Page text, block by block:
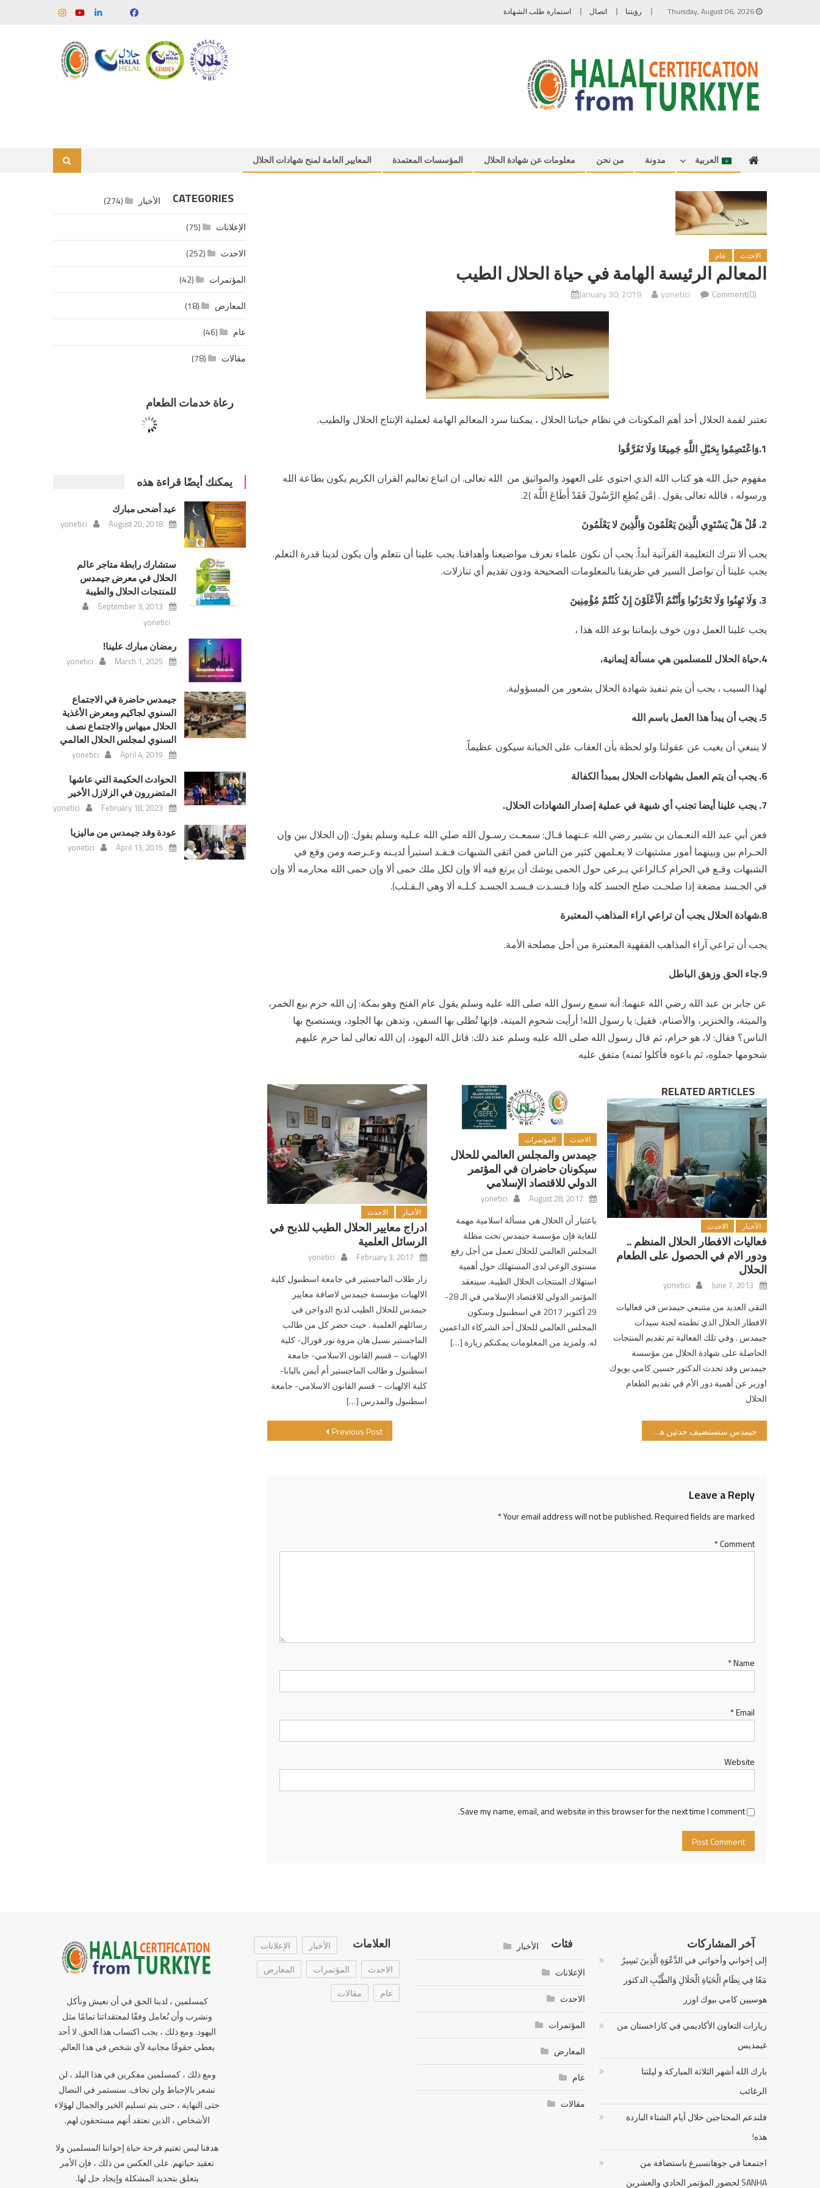
رؤيتنا اتصال استمارة طلب الشهادة
المعايير العامة لمنح شهادات الحلال المؤسسات المعتمدة معلومات عن شهادة الحلال من نحن مدونة العربية
Türkçe
العربية
الاحدث عام
المعالم الرئيسة الهامة في حياة الحلال الطيب
January 30, 2019 yonetici Comment(0)
تعتبر لقمة الحلال أحد أهم المكونات في نظام حياتنا الحلال ، يمكننا سرد المعالم الهامة لعملية الإنتاج الحلال والطيب.
1.وَاعْتَصِمُوا بِحَبْلِ اللَّهِ جَمِيعًا وَلَا تَفَرَّقُوا
مفهوم حبل الله هو كتاب الله الذي احتوى على العهود والمواثيق من الله تعالى. ان اتباع تعاليم القران الكريم يكون بطاعة الله
ورسوله ، فالله تعالى يقول . (مَّن يُطِعِ الرَّسُولَ فَقَدْ أَطَاعَ اللَّهَ )2.
2. قُلْ هَلْ يَسْتَوِي الَّذِينَ يَعْلَمُونَ وَالَّذِينَ لا يَعْلَمُونَ
يجب ألا نترك التعليمة القرآنية أبداً. يجب أن نكون علماء نعرف مواضيعنا وأهدافنا. يجب علينا أن نتعلم وأن يكون لدينا قدرة التعلم.
يجب علينا أن نواصل السير في طريقنا بالمعلومات الصحيحة ودون تقديم أي تنازلات.
3. وَلَا تَهِنُوا وَلَا تَحْزَنُوا وَأَنْتُمُ الْأَعْلَوْنَ إِنْ كُنْتُمْ مُؤْمِنِينَ
يجب علينا العمل دون خوف بإيماننا بوعد الله هذا ،
4.حياة الحلال للمسلمين هي مسألة إيمانية.
لهذا السبب ، يجب أن يتم تنفيذ شهادة الحلال بشعور من المسؤولية.
5. يجب أن
يبدأ هذا العمل باسم الله
لا ينبغي أن يغيب عن عقولنا ولو لحظة بأن العقاب على الخيانة سيكون عظيماً.
6. يجب أن يتم العمل بشهادات الحلال بمبدأ الكفالة
7. يجب علينا أيضا تجنب أي شبهة في عملية إصدار الشهادات الحلال.
فعن أبي عبد الله النعـمان بن بشير رضي الله عـنهما قـال: سمعـت رسـول الله صلي الله عـليه وسلم يقول: (إن الحلال بين وإن
الحـرام بين وبينهما أمور مشتبهات لا يعـلمهن كثير من الناس فمن اتقى الشبهات فـقـد استبرأ لديـنه وعـرضه ومن وقع في
الشبهات وقـع في الحرام كـالراعي يـرعى حول الحمى يوشك أن يرتع فيه ألا وإن لكل ملك حمى ألا وإن حمى الله محارمه ألا وإن
في الجـسد مضغة إذا صلحـت صلح الجسد كله وإذا فـسـدت فـسـد الجسـد كـلـه ألا وهي الـقـلب).
8.شهادة الحلال يجب أن تراعي اراء المذاهب المعتبرة
يجب أن تراعي آراء المذاهب الفقهية المعتبرة من أجل مصلحة الأمة.
9.جاء الحق وزهق الباطل
عن جابر بن عبد الله رضي الله عنهما: أنه سمع رسول الله صلى الله عليه وسلم يقول عام الفتح وهو بمكة: إن الله حرم بيع الخمر،
والميتة، والخنزير، والأصنام، فقيل: يا رسول الله! أرأيت شحوم الميتة، فإنها تُطلى بها السفن، وتدهن بها الجلود، ويستصبح بها
الناس؟ فقال: لا، هو حرام، ثم قال رسول الله صلى الله عليه وسلم عند ذلك: قاتل الله اليهود، إن الله تعالى لما حرم عليهم
شحومها جملوه، ثم باعوه فأكلوا ثمنه} متفق عليه
RELATED ARTICLES
الأخبار الاحدث
ادراج معايير الحلال الطيب للذبح في
الرسائل العلمية
February 3, 2017
yonetici
زار طلاب الماجستير في جامعة اسطنبول كلية
الالهيات مؤسسة جيمدس لاضافة معايير
جيمدس للحلال الطيب لذبح الدواجن في
رسائلهم العلمبة . حيث حضر كل من طالب
الماجستير نسيل هان مروة نور فورال- كلية
الالهيات – قسم القانون الاسلامي- جامعة
اسطنبول و طالب الماجستير أم أيمن بالبابا-
كلية الالهيات – قسم القانون الاسلامي- جامعة
اسطنبول والمدرس […]
الاحدث المؤتمرات
جيمدس والمجلس العالمي للحلال
سيكونان حاضران في المؤتمر
الدولي للاقتصاد الإسلامي
August 28, 2017
yonetici
باعتبار أن الحلال هي مسألة اسلامية مهمة
للغاية فإن مؤسسة جيمدس تحت مظلة
المجلس العالمي للحلال تعمل من أجل رفع
مستوى الوعي لدى المستهلك حول أهمية
استهلاك المنتجات الحلال الطيبة. سينعقد
المؤتمر الدولي للاقتصاد الإسلامي في الـ 28-
29 أكتوبر 2017 في اسطنبول وسكون
المجلس العالمي للحلال أحد الشركاء الداعمين
له. ولمزيد من المعلومات يمكنكم زيارة […]
الأخبار الاحدث
فعاليات الافطار الحلال المنظم ..
ودور الام في الحصول على الطعام
الحلال
June 7, 2013
yonetici
التقى العديد من متتبعي جيمدس في فعاليات
الافطار الحلال الذي نظمته لجنة سيدات
جيمدس . وفي تلك الفعالية تم تقديم المنتجات
الحاصلة على شهادة الحلال من مؤسسة
جيمدس وقد تحدث الدكتور حسين كامي بويوك
اوزير عن أهمية دور الأم في تقديم الطعام
الحلال
Post navigation
Previous Post جيمدس ستستضيف حدثين هامين في 4-7 سبتمبر 2019 في اسطنبول
Leave a Reply
Your email address will not be published.Required fields are marked
*
Comment
*
Name
*
Email
*
Website
Save my name, email, and website in this browser for the next time I comment.
CATEGORIES الأخبار (274)
الإعلانات (75)
الاحدث (252)
المؤتمرات (42)
المعارض (18)
عام (46)
مقالات (78)
رعاة خدمات الطعام
يمكنك أيضًا قراءة هذه
عيد أضحى مبارك
August 20, 2018
yonetici
ستشارك رابطة متاجر عالم
الحلال في معرض جيمدس
للمنتجات الحلال والطيبة
September 3, 2013
yonetici
رمضان مبارك علينا!
March 1, 2025
yonetici
جيمدس حاضرة في الاجتماع
السنوي لجاكيم ومعرض الأغذية
الحلال ميهاس والاجتماع نصف
السنوي لمجلس الحلال العالمي
April 4, 2019
yonetici
الحوادث الحكيمة التي عاشها
المتضررون في الزلازل الأخير
February 18, 2023
yonetici
عودة وفد جيمدس من ماليزيا
April 13, 2015
yonetici
كمسلمين ، لدينا الحق في أن نعيش ونأكل
ونشرب وأن نُعامل وفقًا لمعتقداتنا تمامًا مثل
اليهود. ومع ذلك ، يجب اكتساب هذا الحق. لا أحد
يعطي حقوقًا مجانية لأي شخص في هذا العالم.
ومع ذلك ، كمسلمين مفكرين في هذا البلد ، لن
نشعر بالإحباط ولن نخاف. سنستمر في النضال
حتى النهاية ، حتى يتم تسليم الخير والجمال لهؤلاء
الأشخاص ، الذين نعتقد أنهم مستحقون لهم.
هدفنا ليس تعتيم فرحة حياة إخواننا المسلمين ولا
تعقيد حياتهم. على العكس من ذلك ، فإن الأمر
يتعلق بتحديد المشكلة وإيجاد حل لها.
العلامات الأخبار
الإعلانات
الاحدث
المؤتمرات
المعارض
عام
مقالات
فئات الأخبار
الإعلانات
الاحدث
المؤتمرات
المعارض
عام
مقالات
آخر المشاركات
إلى إخواني وأخواتي في الدَّعْوَةِ الَّذِينَ نَسِيرُ
مَعًا فِي نِظَامِ الْحَيَاةِ الْحَلَالِ وَالطَّيِّبِ الدكتور
هوسيين كامي بيوك اوزر
زيارات التعاون الأكاديمي في كازاخستان من
غيمديس
بارك الله أشهر الثلاثة المباركة و ليلتنا
الرغائب
فلندعم المحتاجين خلال أيام الشتاء الباردة
هذه!
اجتمعنا في جوهانسبرغ باستضافة من
SANHA لحضور المؤتمر الحادي والعشرين